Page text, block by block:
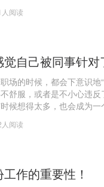
阅读
自己被同事针对
场的时候，都会下意识地
舒服，或者是不小心违
候想得太多，也会成为一
阅读
作的重要性！